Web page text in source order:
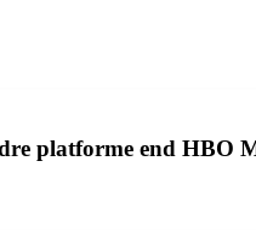
platforme end HBO